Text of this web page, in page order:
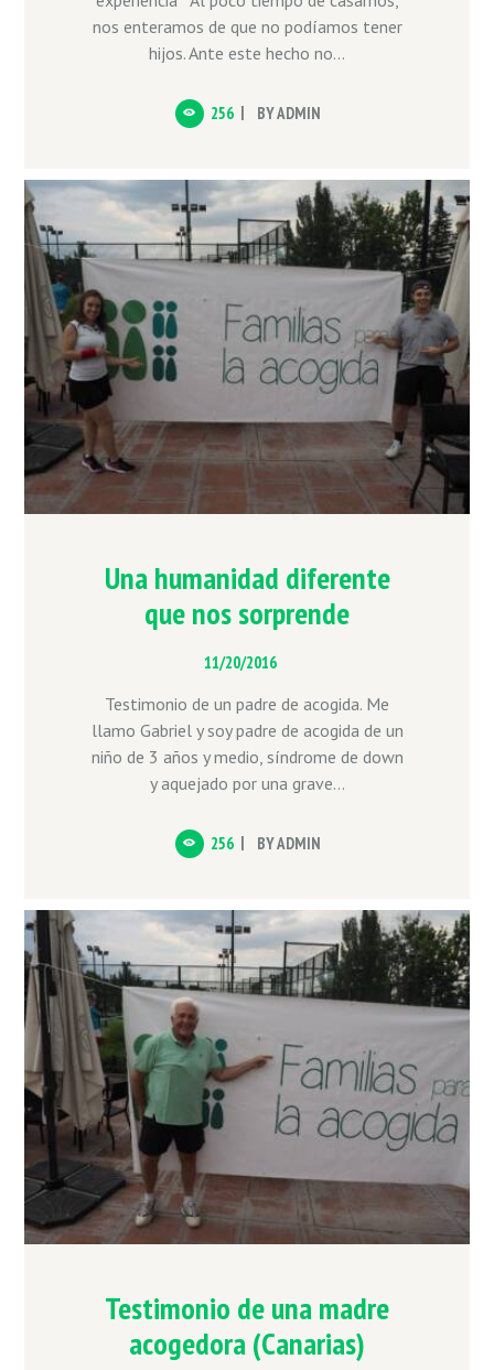
nos enteramos de que no podíamos tener
hijos. Ante este hecho no...
256 BYADMIN
Una humanidad diferente
que nos sorprende
11/20/2016
Testimonio de un padre de acogida. Me
llamo Gabriel y soy padre de acogida de un
niño de 3 años y medio, síndrome de down
y aquejado por una grave...
256 BYADMIN
Testimonio de una madre
acogedora (Canarias)